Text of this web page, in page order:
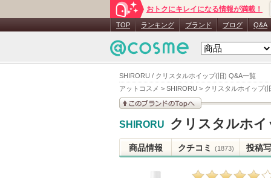
SHIRORU / クリスタルホイップ(旧) Q&A一覧
アットコスメ > SHIRORU > クリスタルホイップ(
おトクにキレイになる情報が満載！
TOP ランキング ブランド ブログ Q&A
このブランドの情報を
SHIRORU クリスタルホイ
商品情報 クチコミ (1873) 投稿